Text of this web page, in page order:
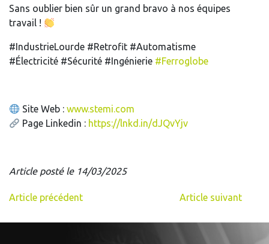
Sans oublier bien sûr un grand bravo à nos équipes
travail !
#IndustrieLourde #Retrofit #Automatisme
#Électricité #Sécurité #Ingénierie #Ferroglobe
Site Web :www.stemi.com
Page Linkedin : https://lnkd.in/dJQvYjv
Article posté le 14/03/2025
Article précédent Article suivant